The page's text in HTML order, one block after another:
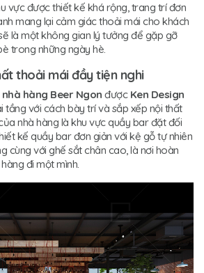
vực được thiết kế khá rộng, trang trí đơn
mang lại cảm giác thoải mái cho khách
là một không gian lý tưởng để gặp gỡ
trong những ngày hè.
thoải mái đầy tiện nghi
nhà hàng Beer Ngon được Ken Design
tầng với cách bày trí và sắp xếp nội thất
nhà hàng là khu vực quầy bar đặt đối
kế quầy bar đơn giản với kệ gỗ tự nhiên
cùng với ghế sắt chân cao, là nơi hoàn
đi một mình.